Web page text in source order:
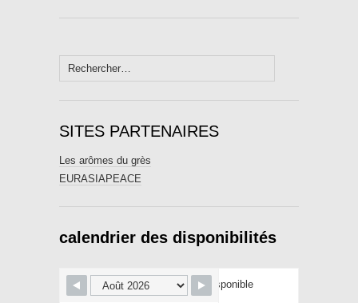
Rechercher :
SITES PARTENAIRES
Les arômes du grès
EURASIAPEACE
calendrier des disponibilités
Disponible